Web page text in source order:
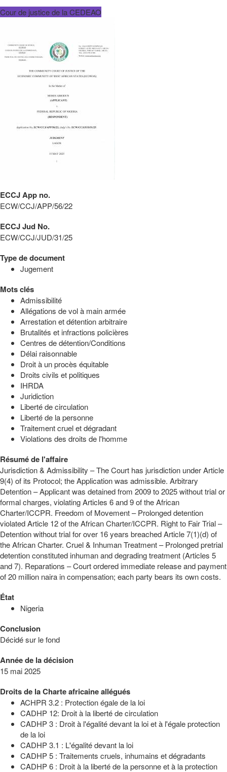
Cour de justice de la CEDEAO
ECCJ App no.
ECW/CCJ/APP/56/22
ECCJ Jud No.
ECW/CCJ/JUD/31/25
Type de document
Jugement
Mots clés
Admissibilité
Allégations de vol à main armée
Arrestation et détention arbitraire
Brutalités et infractions policières
Centres de détention/Conditions
Délai raisonnable
Droit à un procès équitable
Droits civils et politiques
IHRDA
Juridiction
Liberté de circulation
Liberté de la personne
Traitement cruel et dégradant
Violations des droits de l'homme
Résumé de l'affaire
Jurisdiction & Admissibility – The Court has jurisdiction under Article
9(4) of its Protocol; the Application was admissible. Arbitrary
Detention – Applicant was detained from 2009 to 2025 without trial or
formal charges, violating Articles 6 and 9 of the African
Charter/ICCPR. Freedom of Movement – Prolonged detention
violated Article 12 of the African Charter/ICCPR. Right to Fair Trial –
Detention without trial for over 16 years breached Article 7(1)(d) of
the African Charter. Cruel & Inhuman Treatment – Prolonged pretrial
detention constituted inhuman and degrading treatment (Articles 5
and 7). Reparations – Court ordered immediate release and payment
of 20 million naira in compensation; each party bears its own costs.
État
Nigeria
Conclusion
Décidé sur le fond
Année de la décision
15 mai 2025
Droits de la Charte africaine allégués
ACHPR 3.2 : Protection égale de la loi
CADHP 12: Droit à la liberté de circulation
CADHP 3 : Droit à l'égalité devant la loi et à l'égale protection
de la loi
CADHP 3.1 : L'égalité devant la loi
CADHP 5 : Traitements cruels, inhumains et dégradants
CADHP 6 : Droit à la liberté de la personne et à la protection